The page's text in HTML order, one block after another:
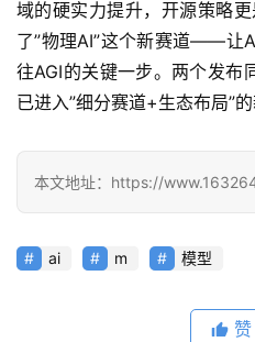
文
教
型
框
域的硬实力提升，开源策略
了”物理AI”这个新赛道——让
往AGI的关键一步。两个发布
已进入”细分赛道+生态布局”的
本文地址：https://
ai m 模型
赞